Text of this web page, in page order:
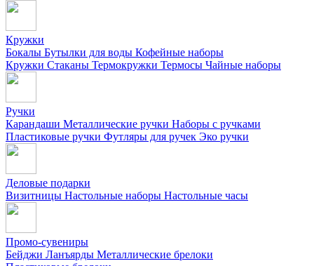
Кружки
Бокалы Бутылки для воды Кофейные наборы
Кружки Стаканы Термокружки Термосы Чайные наборы
Ручки
Карандаши Металлические ручки Наборы с ручками
Пластиковые ручки Футляры для ручек Эко ручки
Деловые подарки
Визитницы Настольные наборы Настольные часы
Промо-сувениры
Бейджи Ланъярды Металлические брелоки